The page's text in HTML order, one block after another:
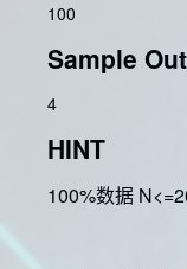
100
Sample
4
HINT
100%数据